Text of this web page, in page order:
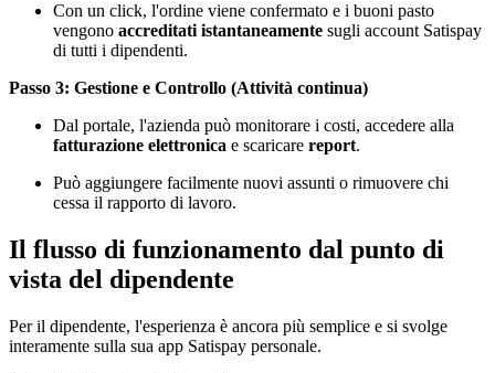
Con un click, l'ordine viene confermato e i buoni pasto
vengono accreditati istantaneamente sugli account Satispay
di tutti i dipendenti.
Passo 3: Gestione e Controllo (Attività continua)
Dal portale, l'azienda può monitorare i costi, accedere alla
fatturazione elettronica e scaricare report.
Può aggiungere facilmente nuovi assunti o rimuovere chi
cessa il rapporto di lavoro.
Il flusso di funzionamento dal punto di
vista del dipendente
Per il dipendente, l'esperienza è ancora più semplice e si svolge
interamente sulla sua app Satispay personale.